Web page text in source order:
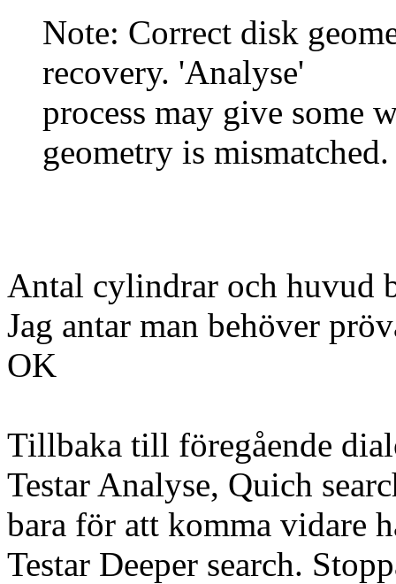
Note: Correct disk
recovery. 'Analyse'
process may give some
geometry is mismatched.
Antal cylindrar och huvud
Jag antar man behöver
OK
Tillbaka till föregående
Testar Analyse, Quich
bara för att komma vidare
Testar Deeper search.